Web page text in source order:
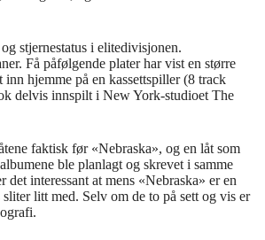
stjernestatus i elitedivisjonen.
Få påfølgende plater har vist en større
hjemme på en kassettspiller (8 track
delvis innspilt i New York-studioet The
faktisk før «Nebraska», og en låt som
ble planlagt og skrevet i samme
interessant at mens «Nebraska» er en
litt med. Selv om de to på sett og vis er